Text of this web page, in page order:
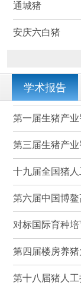
通城猪
安庆六白猪
学术报告
十九届全国猪
第六届中国博
第四届楼房养
第十八届猪人